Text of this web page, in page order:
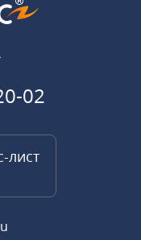
02
лист